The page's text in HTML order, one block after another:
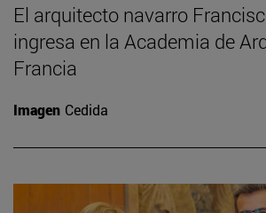
El arquitecto navarro
ingresa en la Academia de
Francia
Imagen Cedida